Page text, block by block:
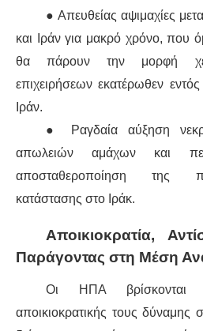
● Απευθείας αψιμαχίες
και Ιράν για μακρό χρόνο, που
θα πάρουν την μορφή
επιχειρήσεων εκατέρωθεν
Ιράν.
● Ραγδαία αύξηση
απωλειών αμάχων και
αποσταθεροποίηση της
κατάστασης στο Ιράκ.
Αποικιοκρατία,
Παράγοντας στη Μέση
Οι ΗΠΑ
αποικιοκρατικής τους